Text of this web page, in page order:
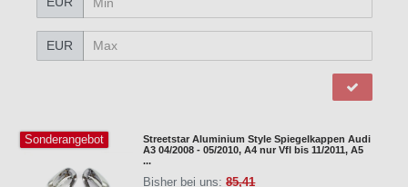
EUR
Sonderangebot
Streetstar Aluminium Style Spiegelkappen Audi
A3 04/2008 - 05/2010, A4 nur Vfl bis 11/2011, A5
...
Bisher bei uns:85,41